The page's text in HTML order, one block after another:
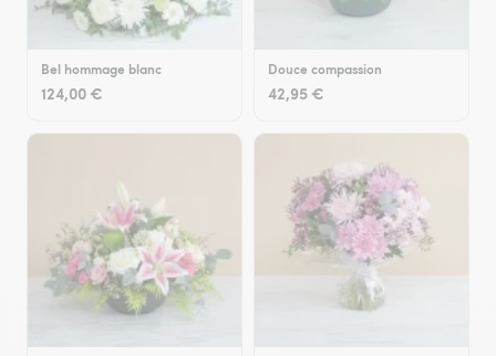
Bel hommage blanc
124,00 €
Douce compassion
42,95 €